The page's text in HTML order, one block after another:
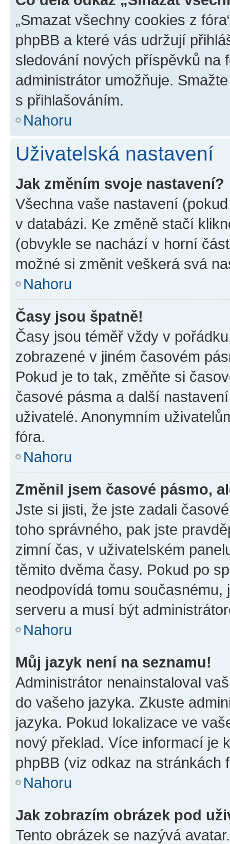
„Smazat všechny cookies z
phpBB a které vás udržují
sledování nových příspěvků na
administrátor umožňuje.
s přihlašováním.
Nahoru
Uživatelská nastavení
Jak změním svoje nastavení?
Všechna vaše nastavení
v databázi. Ke změně stačí
(obvykle se nachází v horní
možné si změnit veškerá svá
Nahoru
Časy jsou špatně!
Časy jsou téměř vždy v
zobrazené v jiném časovém
Pokud je to tak, změňte si
časové pásma a další
uživatelé. Anonymním
fóra.
Nahoru
Změnil jsem časové pásmo,
Jste si jisti, že jste zadali
toho správného, pak jste
zimní čas, v uživatelském
těmito dvěma časy. Pokud po
neodpovídá tomu
serveru a musí být
Nahoru
Můj jazyk není na seznamu!
Administrátor nenainstaloval
do vašeho jazyka. Zkuste
jazyka. Pokud lokalizace ve
nový překlad. Více informací je
phpBB (viz odkaz na stránkách
Nahoru
Jak zobrazím obrázek pod
Tento obrázek se nazývá